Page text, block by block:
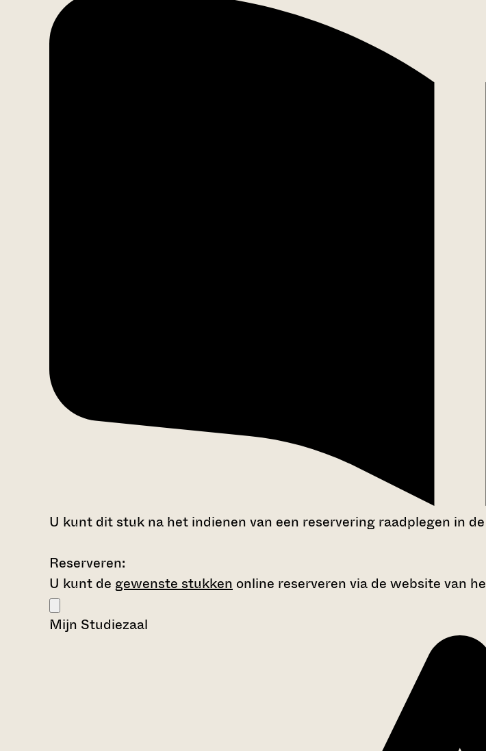
U kunt dit stuk na het indienen van een reservering raadplegen in
Reserveren:
U kunt de gewenste stukken online reserveren via de website van
Mijn Studiezaal